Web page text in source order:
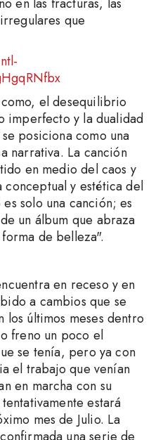
que
el desequilibrio
imperfecto y la dualidad
posiciona como una
narrativa. La canción
en medio del caos y
y estética del
solo una canción; es
un álbum que abraza
de belleza".
en receso y en
a cambios que se
los últimos meses dentro
freno un poco el
se tenía, pero ya con
el trabajo que venían
en marcha con su
estará
mes de Julio. La
una serie de